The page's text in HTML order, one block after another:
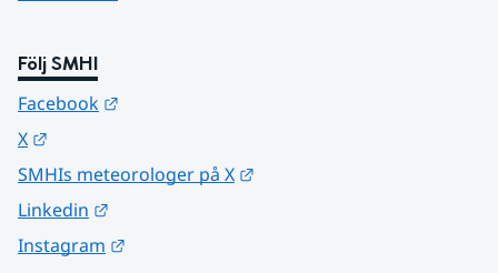
Följ SMHI
Facebook
X
SMHIs meteorologer på X
Linkedin
Instagram